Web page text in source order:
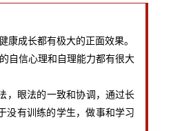
成长都有极大的正面效果。
自信心理和自理能力都有很大
眼法的一致和协调，通过长
没有训练的学生，做事和学习